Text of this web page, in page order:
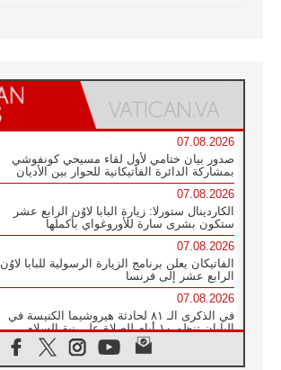
07.08.2026
صدور بيان ختامي لأول لقاء مسيحي كونفوشي
بمشاركة الدائرة الفاتيكانية للحوار بين الأديان
07.08.2026
الكاردينال ستورلا: زيارة البابا لاوُن الرابع عشر
ستكون بشرى سارة للأوروغواي بأكملها
07.08.2026
الفاتيكان يعلن برنامج الزيارة الرسولية للبابا لاوُن
الرابع عشر إلى فرنسا
07.08.2026
في الذكرى الـ ٨١ لحادثة هيروشيما الكنيسة في
اليابان تنظم ١٠ أيام للصلاة على نية السلام